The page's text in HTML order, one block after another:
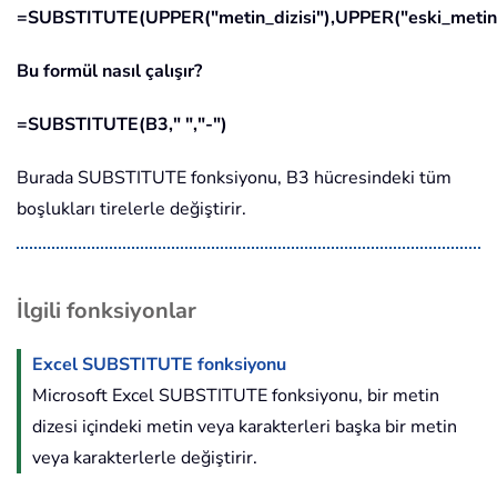
Bu formül nasıl çalışır?
=SUBSTITUTE(B3," ","-")
Burada SUBSTITUTE fonksiyonu, B3 hücresindeki tüm
boşlukları tirelerle değiştirir.
İlgili fonksiyonlar
Excel SUBSTITUTE fonksiyonu
Microsoft Excel SUBSTITUTE fonksiyonu, bir metin
dizesi içindeki metin veya karakterleri başka bir metin
veya karakterlerle değiştirir.